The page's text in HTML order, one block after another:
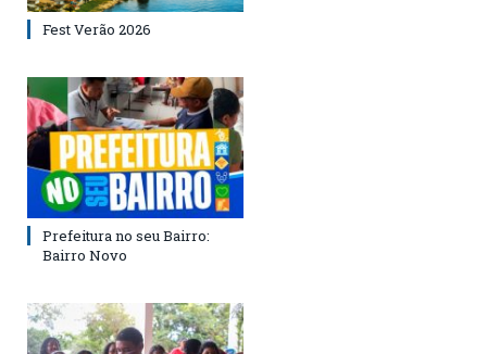
Fest Verão 2026
Prefeitura no seu Bairro:
Bairro Novo